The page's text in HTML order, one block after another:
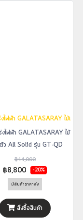
รุ่น GT-QD2-BLK
งไฟฟ้า GALATASARAY ไม้แ
งไฟฟ้า GALATASARAY ไม้
ว All Solid รุ่น GT-QD
BLK1
฿11,000
฿8,800 -20%
มีสินค้าราคาส่ง
สั่งซื้อสินค้า